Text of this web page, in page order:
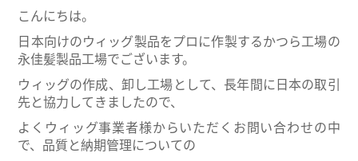
こんにちは。
日本向けのウィッグ製品をプロに作製するかつら工場の
永佳髪製品工場でございます。
ウィッグの作成、卸し工場として、長年間に日本の取引
先と協力してきましたので、
よくウィッグ事業者様からいただくお問い合わせの中
で、品質と納期管理についての